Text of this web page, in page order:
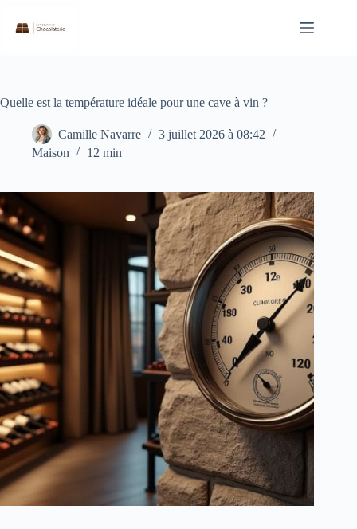
contenu
Quelle est la température idéale pour une cave à vin ?
Camille Navarre
3 juillet 2026 à 08:42
Maison
12 min